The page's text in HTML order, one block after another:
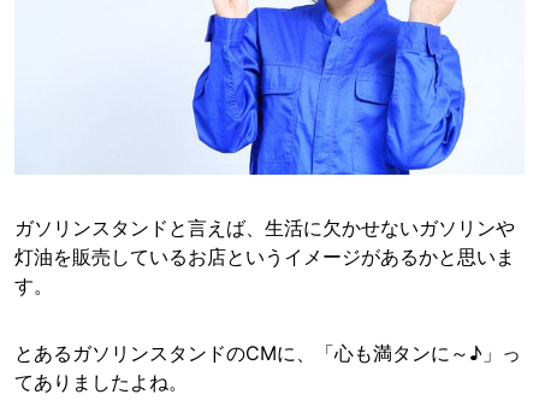
ガソリンスタンドと言えば、生活に欠かせないガソリンや
灯油を販売しているお店というイメージがあるかと思いま
す。
とあるガソリンスタンドのCMに、「心も満タンに～♪」っ
てありましたよね。